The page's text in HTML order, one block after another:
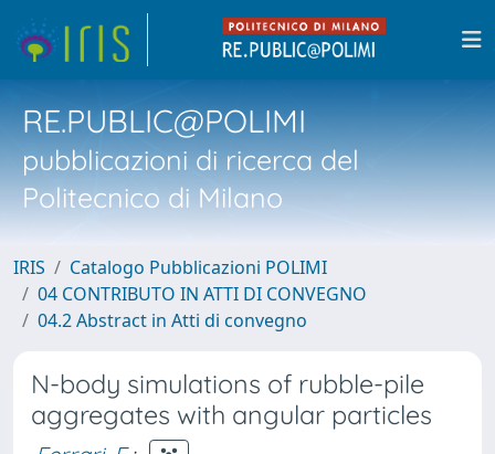
RE.PUBLIC@POLIMI
pubblicazioni di ricerca del
Politecnico di Milano
IRIS
Catalogo Pubblicazioni POLIMI
04 CONTRIBUTO IN ATTI DI CONVEGNO
04.2 Abstract in Atti di convegno
N-body simulations of rubble-pile
aggregates with angular particles